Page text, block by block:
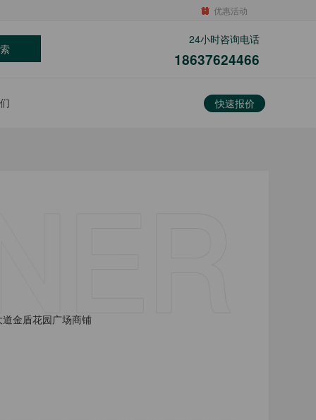
优惠活动
24小时咨询电话
18637624466
快速报价
金盾花园广场商铺